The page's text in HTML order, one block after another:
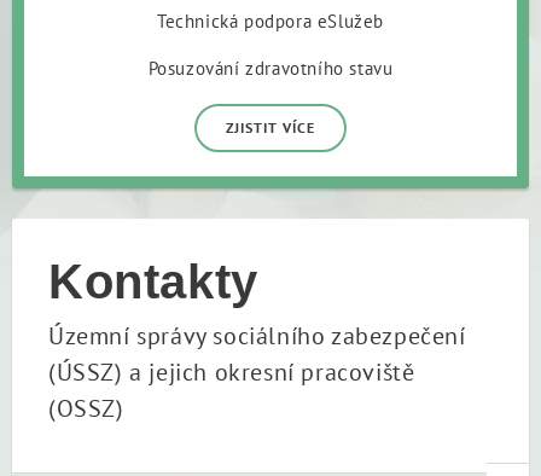
Technická podpora eSlužeb
Posuzování zdravotního stavu
ZJISTIT VÍCE
Kontakty
Územní správy sociálního zabezpečení
(ÚSSZ) a jejich okresní pracoviště
(OSSZ)